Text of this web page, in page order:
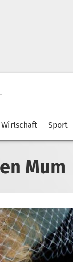
Wirtschaft Sport
Mum